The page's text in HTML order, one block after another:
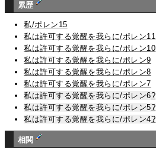
累歴
私/ポレン15
私は許可する覚醒を我らに/ポレン11
私は許可する覚醒を我らに/ポレン10
私は許可する覚醒を我らに/ポレン9
私は許可する覚醒を我らに/ポレン8
私は許可する覚醒を我らに/ポレン7
私は許可する覚醒を我らに/ポレン6?
私は許可する覚醒を我らに/ポレン5?
私は許可する覚醒を我らに/ポレン4?
相関